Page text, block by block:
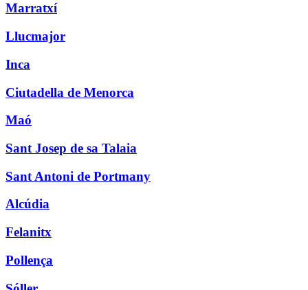
Marratxí
Llucmajor
Inca
Ciutadella de Menorca
Maó
Sant Josep de sa Talaia
Sant Antoni de Portmany
Alcúdia
Felanitx
Pollença